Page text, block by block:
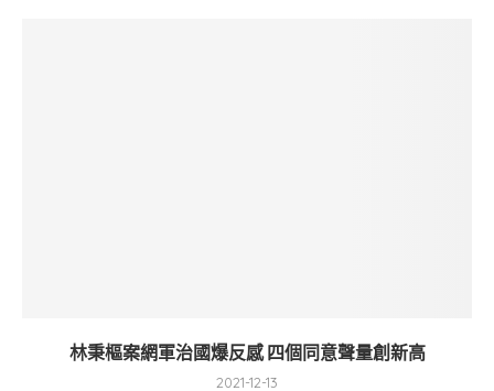
林秉樞案網軍治國爆反感 四個同意聲量創新高
2021-12-13